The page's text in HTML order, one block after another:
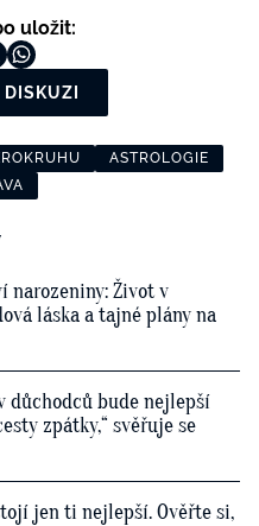
uložit:
ASTROLOGIE
narozeniny: Život v
láska a tajné plány na
důchodců bude nejlepší
zpátky,“ svěřuje se
jen ti nejlepší. Ověřte si,